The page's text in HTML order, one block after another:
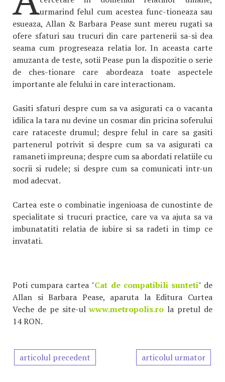
urmarind felul cum acestea func-tioneaza sau
esueaza, Allan & Barbara Pease sunt mereu rugati sa
ofere sfaturi sau trucuri din care partenerii sa-si dea
seama cum progreseaza relatia lor. In aceasta carte
amuzanta de teste, sotii Pease pun la dispozitie o serie
de ches-tionare care abordeaza toate aspectele
importante ale felului in care interactionam.
Gasiti sfaturi despre cum sa va asigurati ca o vacanta
idilica la tara nu devine un cosmar din pricina soferului
care rataceste drumul; despre felul in care sa gasiti
partenerul potrivit si despre cum sa va asigurati ca
ramaneti impreuna; despre cum sa abordati relatiile cu
socrii si rudele; si despre cum sa comunicati intr-un
mod adecvat.
Cartea este o combinatie ingenioasa de cunostinte de
specialitate si trucuri practice, care va va ajuta sa va
imbunatatiti relatia de iubire si sa radeti in timp ce
invatati.
Poti cumpara cartea "Cat de compatibili sunteti" de
Allan si Barbara Pease, aparuta la Editura Curtea
Veche de pe site-ulwww.metropolis.ro la pretul de
14 RON.
articolul precedent articolul urmator